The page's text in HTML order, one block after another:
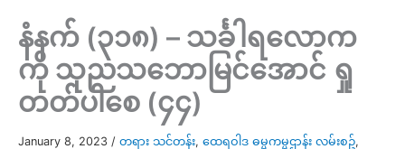
နံနက် (၃၁၈) – သင်္ခါရလောက
ကို သုညသဘောမြင်အောင် ရှု
တတ်ပါစေ (၄၄)
January 8, 2023 / တရား သင်တန်း, ထေရဝါဒ ဓမ္မကမ္မဌာန်း လမ်းစဥ်,